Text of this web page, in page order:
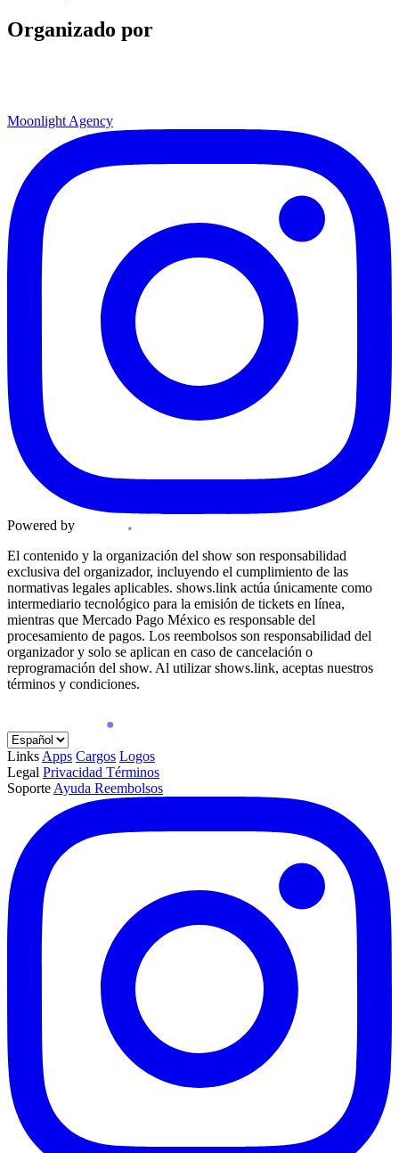
Organizado por
Moonlight Agency
Powered by
El contenido y la organización del show son responsabilidad
exclusiva del organizador, incluyendo el cumplimiento de las
normativas legales aplicables. shows.link actúa únicamente como
intermediario tecnológico para la emisión de tickets en línea,
mientras que Mercado Pago México es responsable del
procesamiento de pagos. Los reembolsos son responsabilidad del
organizador y solo se aplican en caso de cancelación o
reprogramación del show. Al utilizar shows.link, aceptas nuestros
términos y condiciones.
Links Apps Cargos Logos
Legal Privacidad Términos
Soporte Ayuda Reembolsos